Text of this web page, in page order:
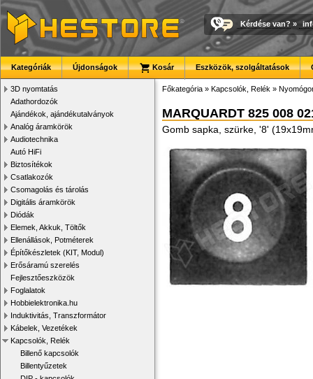
Kérdése van? »
Kategóriák Újdonságok Kosár Eszközök, szolgáltatások
3D nyomtatás
Adathordozók
Ajándékok, ajándékutalványok
Analóg áramkörök
Audiotechnika
Autó HiFi
Biztosítékok
Csatlakozók
Csomagolás és tárolás
Digitális áramkörök
Diódák
Elemek, Akkuk, Töltők
Ellenállások, Potméterek
Építőkészletek (KIT, Modul)
Erősáramú szerelés
Fejlesztőeszközök
Foglalatok
Hobbielektronika.hu
Induktivitás, Transzformátor
Kábelek, Vezetékek
Kapcsolók, Relék
Billenő kapcsolók
Billentyűzetek
Főkategória » Kapcsolók, Relék »
MARQUARDT 825 008
Gomb sapka, szürke, '8'